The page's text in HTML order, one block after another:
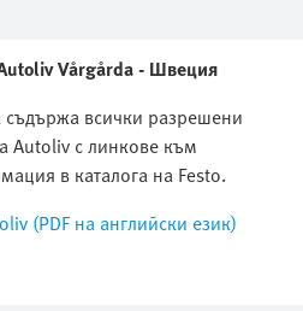
Vårgårda - Швеция
съдържа всички разрешени
Autoliv с линкове към
в каталога на Festo.
(PDF на английски език)